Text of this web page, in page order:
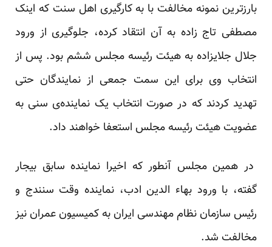
بارزترین نمونه مخالفت با به کارگیری اهل سنت که اینک
مصطفی تاج زاده به آن انتقاد کرده، جلوگیری از ورود
جلال جلایزاده به هیئت رئیسه مجلس ششم بود. پس از
انتخاب وی برای این سمت جمعی از نمایندگان حتی
تهدید کردند که در صورت انتخاب یک نماینده‌‌ی سنی به
عضویت هیئت رئیسه مجلس استعفا خواهند داد.
در همین مجلس آنطور که اخیرا نماینده سابق بیجار
گفته، با ورود بهاء الدین ادب، نماینده وقت سنندج و
رئیس سازمان نظام مهندسی ایران به کمیسیون عمران نیز
مخالفت شد.